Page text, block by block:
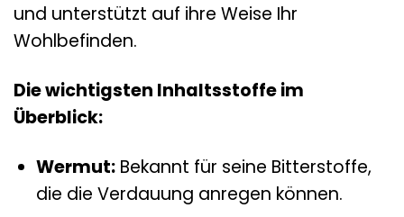
und unterstützt auf ihre Weise Ihr
Wohlbefinden.
Die wichtigsten Inhaltsstoffe im
Überblick:
Wermut:Bekannt für seine Bitterstoffe,
die die Verdauung anregen können.